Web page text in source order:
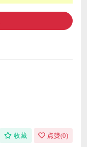
收藏 点赞(0)